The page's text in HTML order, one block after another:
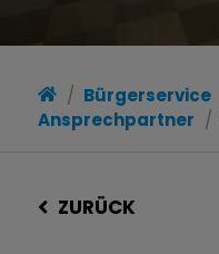
Bürgerservice
Ansprechpartner
ZURÜCK